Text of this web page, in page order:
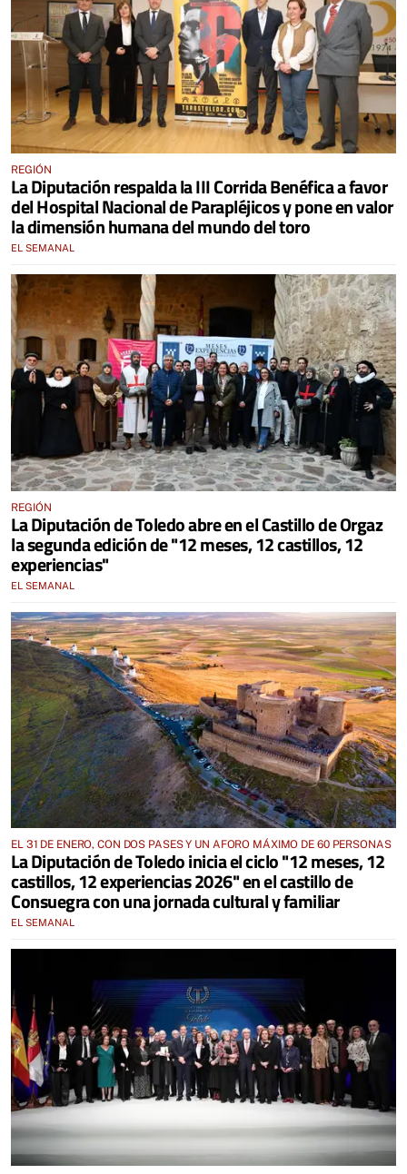
REGIÓN
La Diputación respalda la III Corrida Benéfica a favor
del Hospital Nacional de Parapléjicos y pone en valor
la dimensión humana del mundo del toro
EL SEMANAL
REGIÓN
La Diputación de Toledo abre en el Castillo de Orgaz
la segunda edición de "12 meses, 12 castillos, 12
experiencias"
EL SEMANAL
EL 31 DE ENERO, CON DOS PASES Y UN AFORO MÁXIMO DE 60 PERSONAS
La Diputación de Toledo inicia el ciclo "12 meses, 12
castillos, 12 experiencias 2026" en el castillo de
Consuegra con una jornada cultural y familiar
EL SEMANAL